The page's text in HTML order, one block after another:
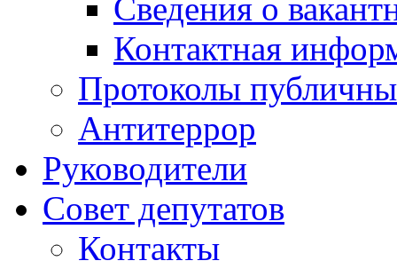
Сведения о
Контактная
Протоколы
Антитеррор
Руководители
Совет депутатов
Контакты